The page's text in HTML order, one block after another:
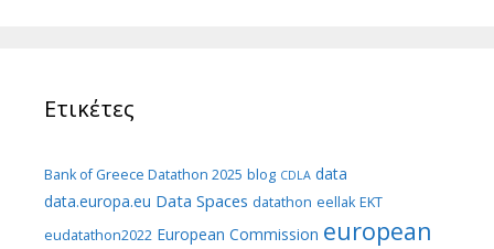
Ετικέτες
Bank of Greece Datathon 2025 blog CDLA data
data.europa.eu Data Spaces datathon eellak EKT
eudatathon2022 European Commission european